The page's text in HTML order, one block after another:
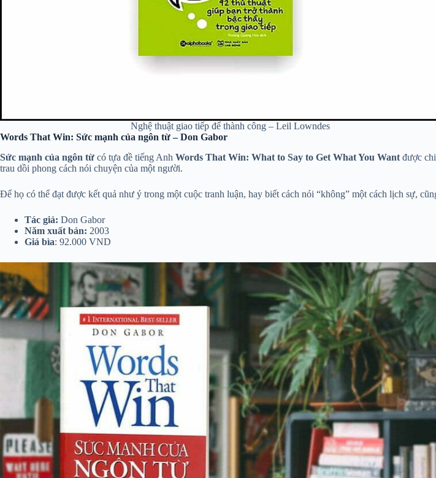
Nghệ thuật giao tiếp để thành công – Leil Lowndes
Words That Win: Sức mạnh của ngôn từ – Don Gabor
Sức mạnh của ngôn từ có tựa đề tiếng Anh Words That Win: What to Say to Get What You Want được
trau dồi phong cách nói chuyện của một người.
Để họ có thể đạt được kết quả như ý trong một cuộc tranh luận, hay biết cách nói “không” một cách lịch sự,
Tác giả: Don Gabor
Năm xuất bản: 2003
Giá bìa: 92.000 VND